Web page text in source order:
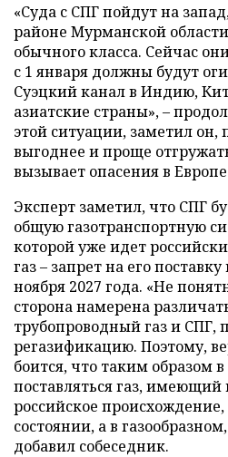
«Суда с СПГ пойдут на
районе Мурманской
обычного класса. Сейчас
с 1 января должны будут
Суэцкий канал в Индию,
азиатские страны», –
этой ситуации, заметил он,
выгоднее и проще
вызывает опасения в
Эксперт заметил, что СПГ
общую газотранспортную
которой уже идет
газ – запрет на его
ноября 2027 года. «Не
сторона намерена
трубопроводный газ и
регазификацию. Поэтому,
боится, что таким образом
поставляться газ, имеющий
российское
состоянии, а в
добавил собеседник.